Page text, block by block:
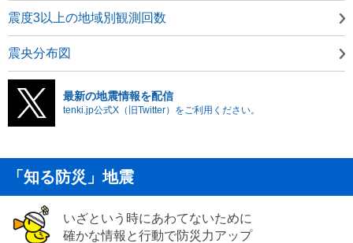
震度3以上の地域別観測回数
震央分布図
最新の地震情報を配信
tenki.jp公式X（旧Twitter）をご利用ください。
「知る防災」地震
いざという時にあわてないために
確かな情報と行動で防災力アップ